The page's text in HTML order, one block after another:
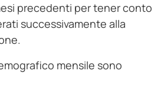
precedenti per tener conto
successivamente alla
mensile sono